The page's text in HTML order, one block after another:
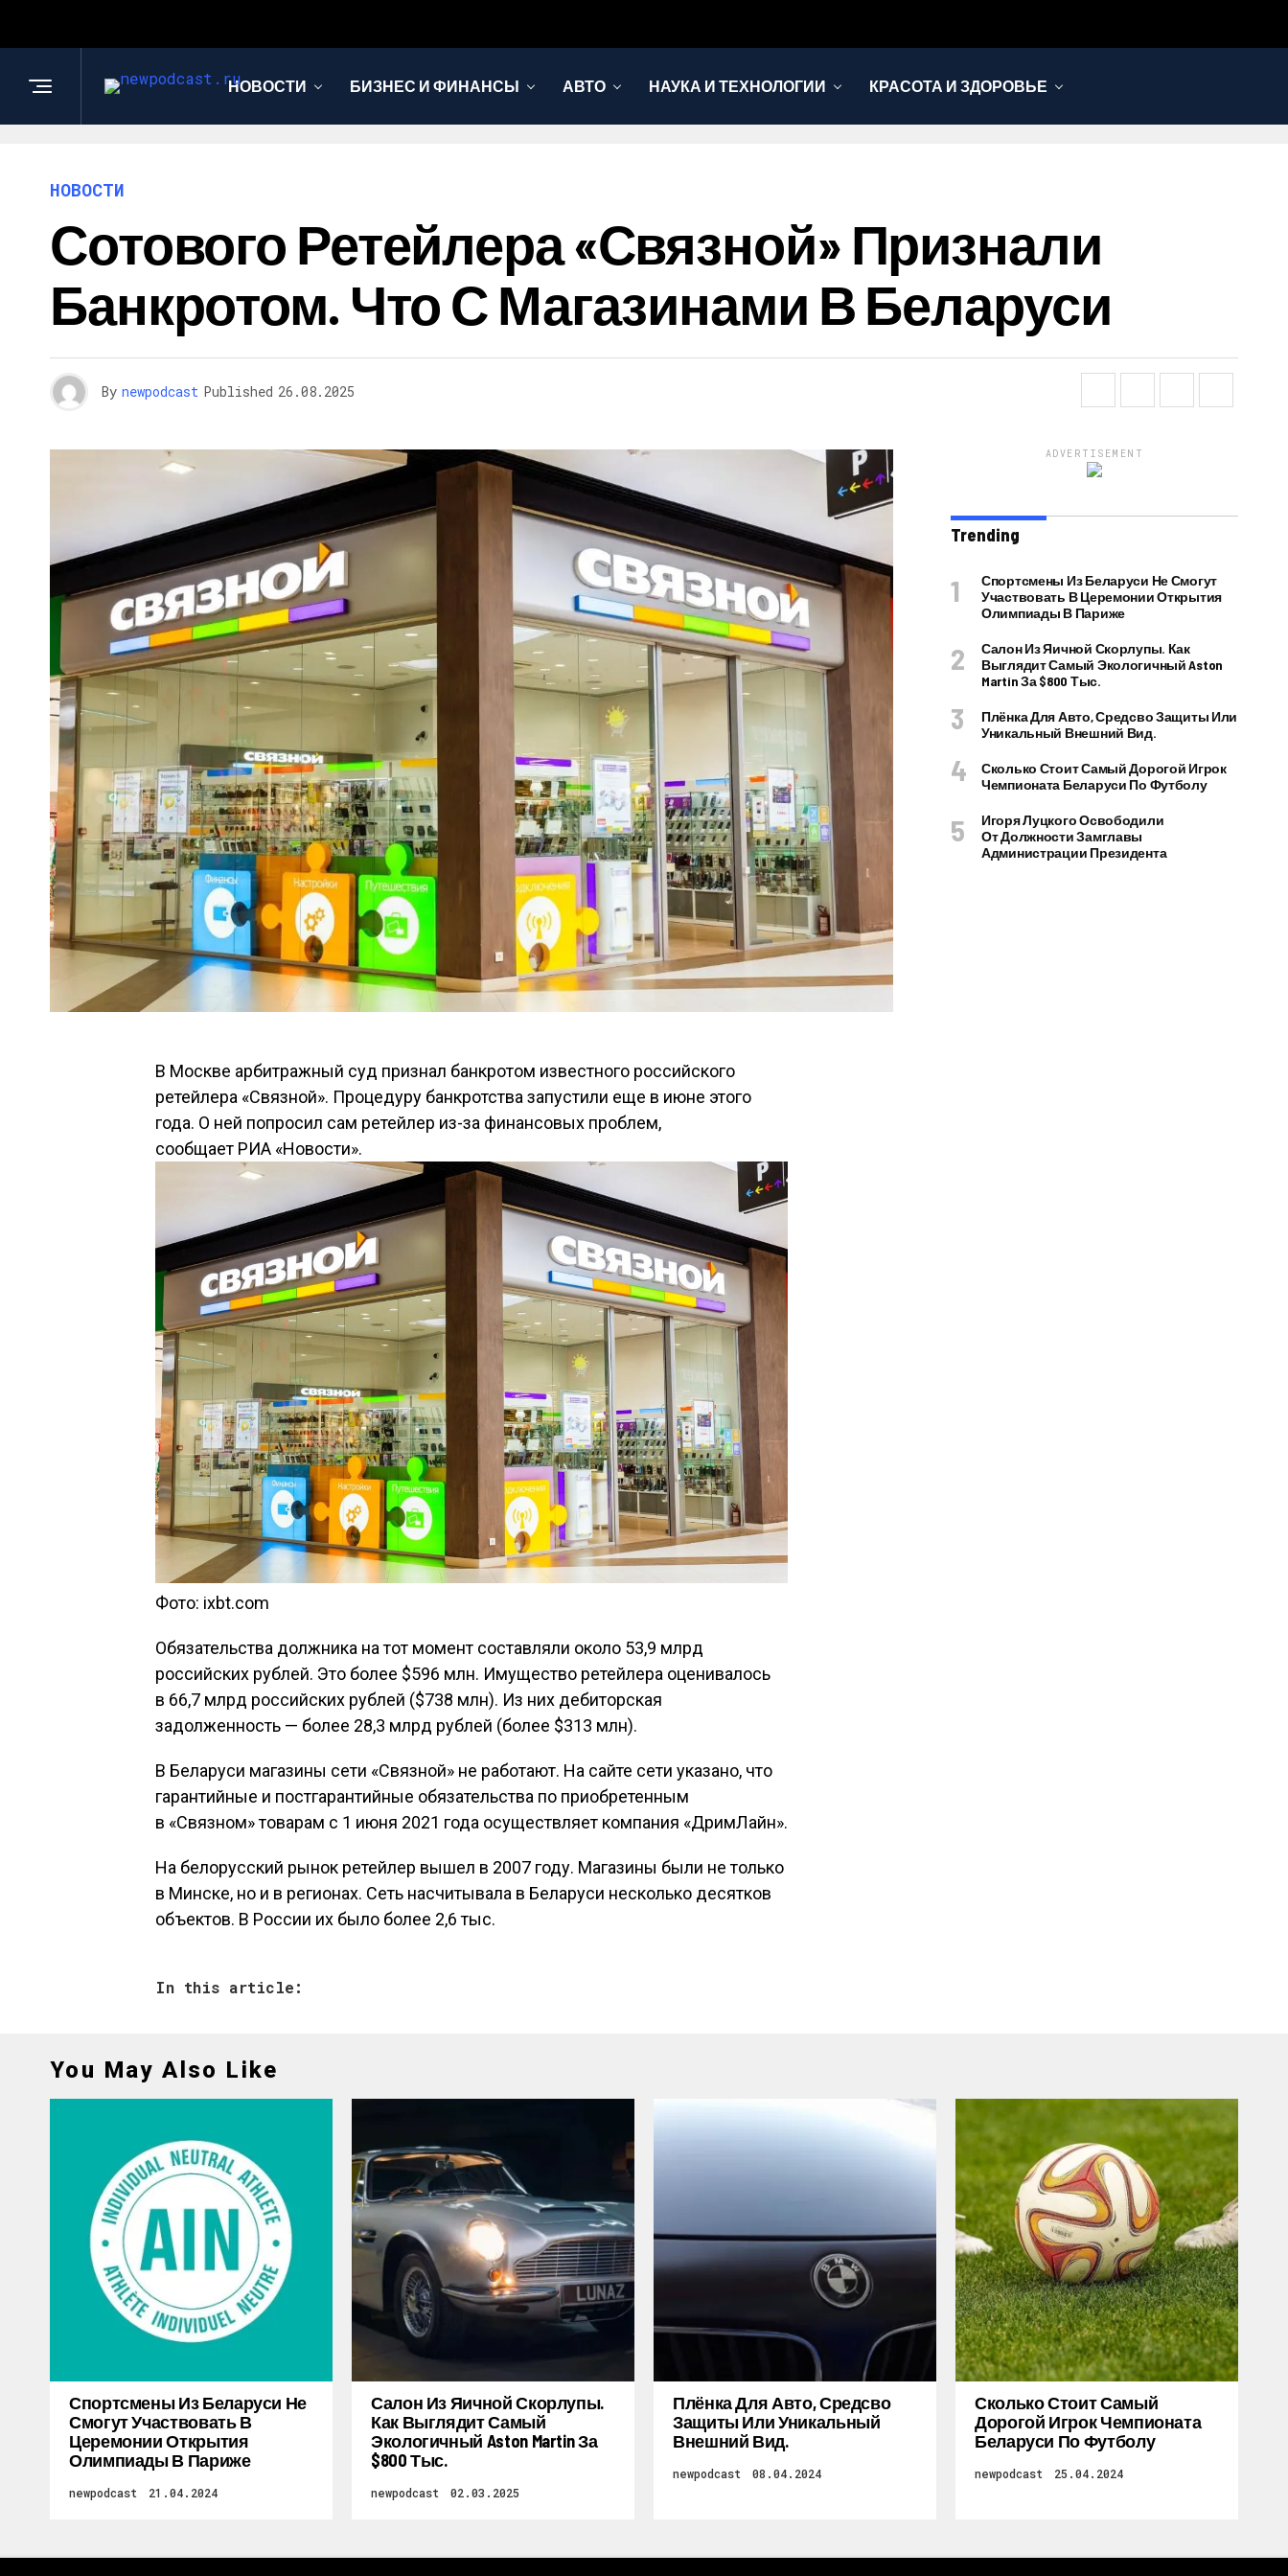
НОВОСТИ БИЗНЕС И ФИНАНСЫ АВТО НАУКА И ТЕХНОЛОГИИ КРАСОТА И ЗДОРОВЬЕ
НОВОСТИ
Сотового Ретейлера «Связной» Признали
Банкротом. Что С Магазинами В Беларуси
By newpodcast Published 26.08.2025
В Москве арбитражный суд признал банкротом известного российского
ретейлера «Связной». Процедуру банкротства запустили еще в июне этого
года. О ней попросил сам ретейлер из-за финансовых проблем,
сообщает РИА «Новости».
Фото: ixbt.com
Обязательства должника на тот момент составляли около 53,9 млрд
российских рублей. Это более $596 млн. Имущество ретейлера оценивалось
в 66,7 млрд российских рублей ($738 млн). Из них дебиторская
задолженность — более 28,3 млрд рублей (более $313 млн).
В Беларуси магазины сети «Связной» не работают. На сайте сети указано, что
гарантийные и постгарантийные обязательства по приобретенным
в «Связном» товарам с 1 июня 2021 года осуществляет компания «ДримЛайн».
На белорусский рынок ретейлер вышел в 2007 году. Магазины были не только
в Минске, но и в регионах. Сеть насчитывала в Беларуси несколько десятков
объектов. В России их было более 2,6 тыс.
In this article:
ADVERTISEMENT
Trending
Спортсмены Из Беларуси Не Смогут
Участвовать В Церемонии Открытия
Олимпиады В Париже
Салон Из Яичной Скорлупы. Как
Выглядит Самый Экологичный Aston
Martin За $800 Тыс.
Плёнка Для Авто, Средсво Защиты Или
Уникальный Внешний Вид.
Сколько Стоит Самый Дорогой Игрок
Чемпионата Беларуси По Футболу
Игоря Луцкого Освободили
От Должности Замглавы
Администрации Президента
You May Also Like
Спортсмены Из Беларуси Не
Смогут Участвовать В
Церемонии Открытия
Олимпиады В Париже
newpodcast 21.04.2024
Салон Из Яичной Скорлупы.
Как Выглядит Самый
Экологичный Aston Martin За
$800 Тыс.
newpodcast 02.03.2025
Плёнка Для Авто, Средсво
Защиты Или Уникальный
Внешний Вид.
newpodcast 08.04.2024
Сколько Стоит Самый
Дорогой Игрок Чемпионата
Беларуси По Футболу
newpodcast 25.04.2024